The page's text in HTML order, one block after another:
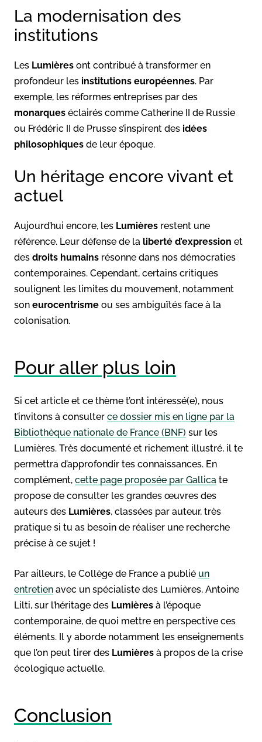
La modernisation des
institutions
Les Lumières ont contribué à transformer en
profondeur les institutions européennes. Par
exemple, les réformes entreprises par des
monarques éclairés comme Catherine II de Russie
ou Frédéric II de Prusse s’inspirent des idées
philosophiques de leur époque.
Un héritage encore vivant et
actuel
Aujourd’hui encore, les Lumières restent une
référence. Leur défense de la liberté d’expression et
des droits humains résonne dans nos démocraties
contemporaines. Cependant, certains critiques
soulignent les limites du mouvement, notamment
son eurocentrisme ou ses ambiguïtés face à la
colonisation.
Pour aller plus loin
Si cet article et ce thème t’ont intéressé(e), nous
t’invitons à consulter ce dossier mis en ligne par la
Bibliothèque nationale de France (BNF) sur les
Lumières. Très documenté et richement illustré, il te
permettra d’approfondir tes connaissances. En
complément, cette page proposée par Gallica te
propose de consulter les grandes œuvres des
auteurs des Lumières, classées par auteur, très
pratique si tu as besoin de réaliser une recherche
précise à ce sujet !
Par ailleurs, le Collège de France a publié un
entretien avec un spécialiste des Lumières, Antoine
Lilti, sur l’héritage des Lumières à l’époque
contemporaine, de quoi mettre en perspective ces
éléments. Il y aborde notamment les enseignements
que l’on peut tirer des Lumières à propos de la crise
écologique actuelle.
Conclusion